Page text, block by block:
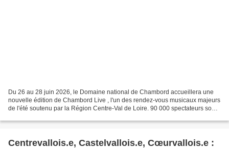
Du 26 au 28 juin 2026, le Domaine national de Chambord accueillera une
nouvelle édition de Chambord Live , l'un des rendez-vous musicaux majeurs
de l'été soutenu par la Région Centre-Val de Loire. 90 000 spectateurs sont
Centrevallois.e, Castelvallois.e, Cœurvallois.e :